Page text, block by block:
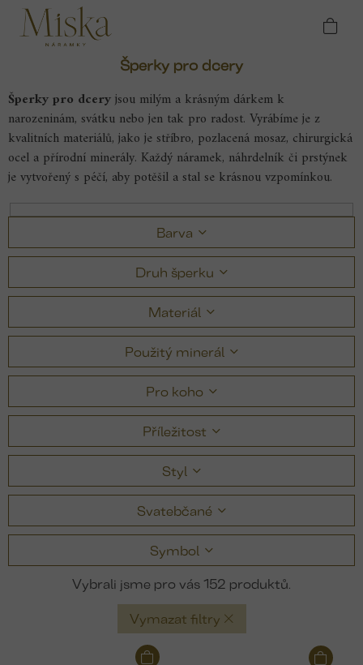
Přejít
obsah
Domů Originální autorské šperky
dcery
Šperky pro dcery
Šperky pro dceryjsou milým a krásným dárkem k
narozeninám, svátku nebo jen tak pro radost. Vyrábíme je z
kvalitních materiálů, jako je stříbro, pozlacená mosaz, chirurgická
ocel a přírodní minerály. Každý náramek, náhrdelník či prstýnek
je vytvořený s péčí, aby potěšil a stal se krásnou vzpomínkou.
Barva
Druh šperku
Materiál
Použitý minerál
Pro koho
Příležitost
Styl
Svatebčané
Symbol
Vymazat filtry
152